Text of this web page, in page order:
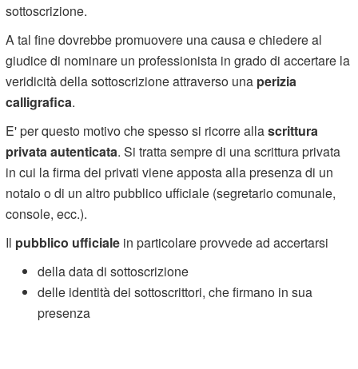
sottoscrizione.
A tal fine dovrebbe promuovere una causa e chiedere al
giudice di nominare un professionista in grado di accertare la
veridicità della sottoscrizione attraverso una perizia
calligrafica.
E' per questo motivo che spesso si ricorre allascrittura
privata autenticata. Si tratta sempre di una scrittura privata
in cui la firma dei privati viene apposta alla presenza di un
notaio o di un altro pubblico ufficiale (segretario comunale,
console, ecc.).
Il pubblico ufficiale in particolare provvede ad accertarsi
della data di sottoscrizione
delle identità dei sottoscrittori, che firmano in sua
presenza